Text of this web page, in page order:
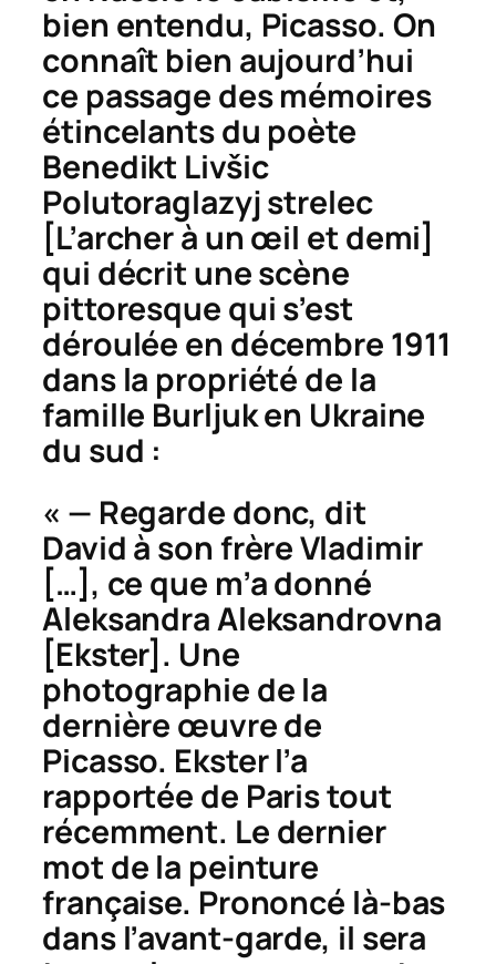
bien entendu, Picasso. On
connaît bien aujourd’hui
ce passage des mémoires
étincelants du poète
Benedikt Livšic
Polutoraglazyj strelec
[L’archer à un œil et demi]
qui décrit une scène
pittoresque qui s’est
déroulée en décembre 1911
dans la propriété de la
famille Burljuk en Ukraine
du sud :
« — Regarde donc, dit
David à son frère Vladimir
[…], ce que m’a donné
Aleksandra Aleksandrovna
[Ekster]. Une
photographie de la
dernière œuvre de
Picasso. Ekster l’a
rapportée de Paris tout
récemment. Le dernier
mot de la peinture
française. Prononcé là-bas
dans l’avant-garde, il sera